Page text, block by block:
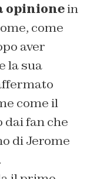
opinionein
come
aver
la sua
come il
dai fan che
di Jerome